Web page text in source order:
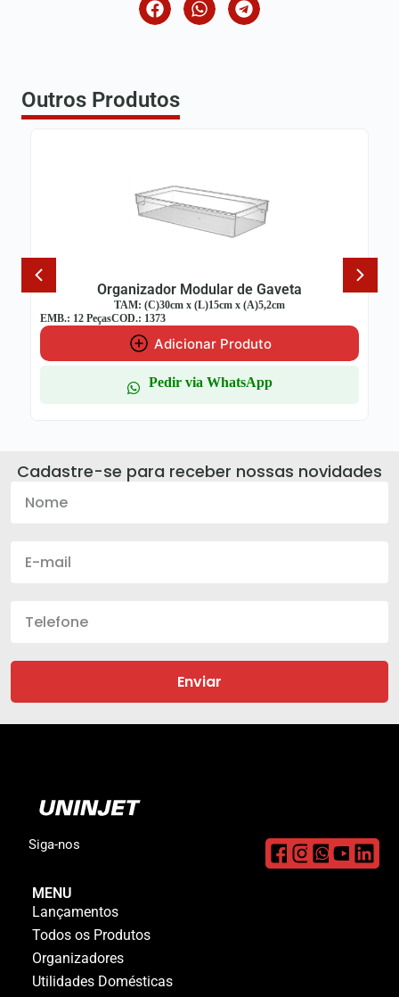
Outros Produtos
Organizador Modular de Gaveta
TAM: (C)30cm x (L)15cm x (A)5,2cm
EMB.: 12 PeçasCOD.: 1373
Adicionar Produto
Pedir via WhatsApp
Cadastre-se para receber nossas novidades
Enviar
Siga-nos
MENU
Lançamentos
Todos os Produtos
Organizadores
Utilidades Domésticas